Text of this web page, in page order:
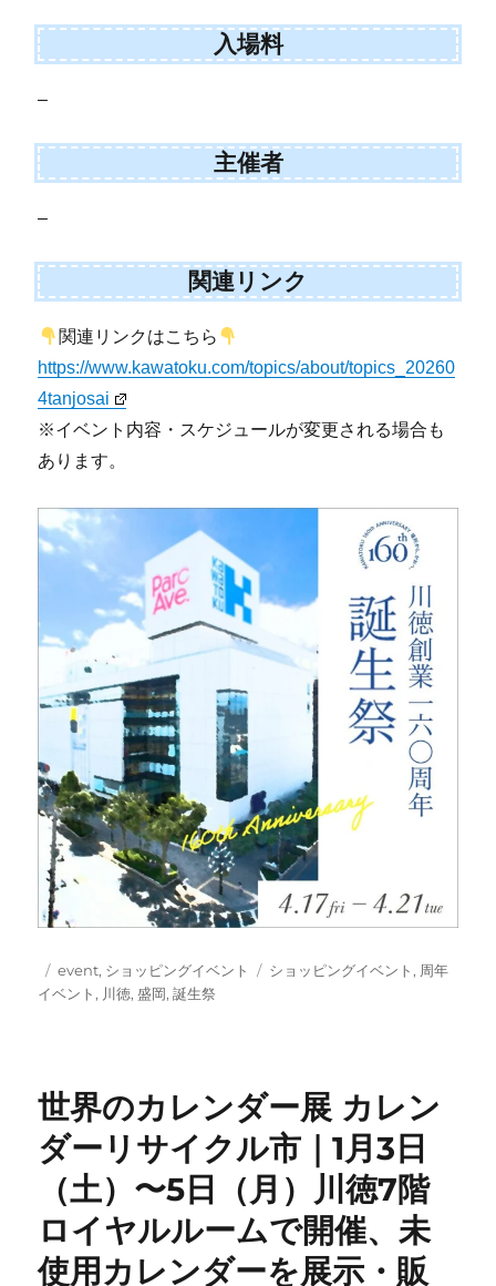
入場料
–
主催者
–
関連リンク
関連リンクはこちら
https://www.kawatoku.com/topics/about/topics_20260
4tanjosai
※イベント内容・スケジュールが変更される場合も
あります。
投
稿
カ
テ
event, ショッピングイベント
タ
ショッピングイベント , 周年
イベント , 川徳,盛岡,誕生祭
世界のカレンダー展 カレン
ダーリサイクル市｜1月3日
（土）〜5日（月）川徳7階
ロイヤルルームで開催、未
使用カレンダーを展示・販